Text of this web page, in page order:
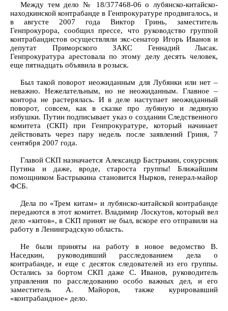
Между тем дело № 18/377468-06 о лубянско-китайско-
находкинской контрабанде в Генпрокуратуре продвигалось, и
в августе 2007 года Виктор Гринь, заместитель
Генпрокурора, сообщил прессе, что руководство группой
контрабандистов осуществляли экс-сенатор Игорь Иванов и
депутат Приморского ЗАКС Геннадий Лысак.
Генпрокуратура арестовала по этому делу десять человек,
еще пятнадцать объявила в розыск.
Был такой поворот неожиданным для Лубянки или нет –
неважно. Нежелательным, но не неожиданным. Главное –
контора не растерялась. И в деле наступает неожиданный
поворот, совсем, как в сказке про лубяную и ледяную
избушки. Путин подписывает указ о создании Следственного
комитета (СКП) при Генпрокуратуре, который начинает
действовать через пару недель после заявлений Гриня, 7
сентября 2007 года.
Главой СКП назначается Александр Бастрыкин, сокурсник
Путина и даже, вроде, староста группы! Ближайшим
помощником Бастрыкина становится Нырков, генерал-майор
ФСБ.
Дела по «Трем китам» и лубянско-китайской контрабанде
передаются в этот комитет. Владимир Лоскутов, который вел
дело «китов», в СКП принят не был, вскоре его отправили на
работу в Ленинградскую область.
Не были приняты на работу в новое ведомство В.
Наседкин, руководивший расследованием дела о
контрабанде, и еще с десяток следователей из его группы.
Остались за бортом СКП даже С. Иванов, руководитель
управления по расследованию особо важных дел, и его
заместитель А. Майоров, также курировавший
«контрабандное» дело.